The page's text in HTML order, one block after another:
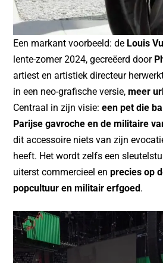
Een markant voorbeeld: de Louis
lente-zomer 2024, gecreëerd door
artiest en artistiek directeur
in een neo-grafische versie,meer
Centraal in zijn visie:een pet die
Parijse gavroche en de militaire
dit accessoire niets van zijn
heeft. Het wordt zelfs een
uiterst commercieel enprecies op
popcultuur en militair erfgoed.